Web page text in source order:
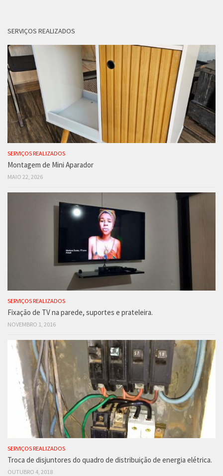
SERVIÇOS REALIZADOS
SERVIÇOS REALIZADOS
Montagem de Mini Aparador
MAIO 22, 2026
SERVIÇOS REALIZADOS
Fixação de TV na parede, suportes e prateleira.
NOVEMBRO 1, 2016
SERVIÇOS REALIZADOS
Troca de disjuntores do quadro de distribuição de energia elétrica.
OUTUBRO 4, 2018